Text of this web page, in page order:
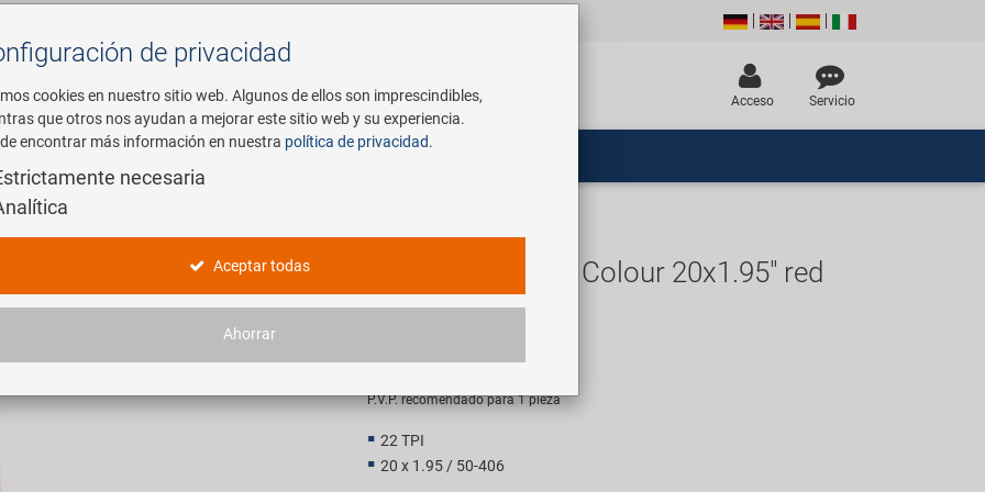
Buscar
Acceso Servicio
Servicio
Clincher
KENDA Krackpot Colour 20x1.95" red
Clincher
12,90 EUR
P.V.P. recomendado para 1 pieza
22 TPI
20 x 1.95 / 50-406
de privacidad
cookies en nuestro sitio web. Algunos de ellos son imprescindibles,
que otros nos ayudan a mejorar este sitio web y su experiencia.
encontrar más información en nuestra política de privacidad.
necesaria
Aceptar todas
Ahorrar